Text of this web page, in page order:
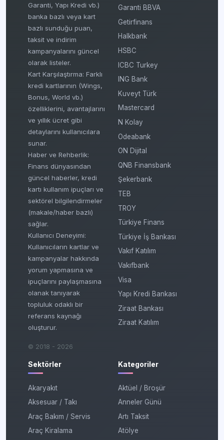
Garanti, Yapı Kredi vb.)
banka bazlı veya kart
bazlı sunduğu puan,
taksit ve indirim
kampanyalarını güncel
olarak listeler.
Kart Karşılaştırma: Farklı
kredi kartlarının (Wings,
Bonus, World vb.)
özelliklerini, avantajlarını
ve yıllık ücret gibi
detaylarını kullanıcılara
sunar.
Haber ve Rehberlik:
Finans dünyasından
güncel haberler, kredi
kartı kullanım ipuçları ve
sektörel bilgilendirmeler
(makale/haber bazlı)
sağlar.
Kullanıcı Deneyimi:
Kullanıcıların kartlar ve
kampanyalar hakkında
yorum yapmasına ve
ipuçlarını paylaşmasına
olanak tanıyarak
topluluk odaklı bir
referans kaynağı
oluşturur.
© 2018 - 2026
Garanti BBVA
Getirfinans
Halkbank
HSBC
ICBC Turkey
ING Bank
Kuveyt Türk
Mastercard
N Kolay
Odeabank
ON Dijital
QNB Finansbank
Şekerbank
TEB
TROY
Türkiye Finans
Türkiye İş Bankası
Vakıf Katılım
Vakıfbank
Visa
Yapı Kredi Bankası
Ziraat Bankası
Ziraat Katılım
Sektörler
Akaryakıt
Aksesuar / Takı
Araç Bakım / Servis
Araç Kiralama
Kategoriler
Aktüel / Broşür
Anneler Günü
Artı Taksit
Atölye